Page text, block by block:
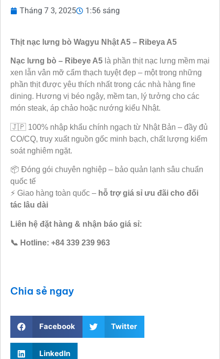
Tháng 7 3, 2025 1:56 sáng
Thịt nạc lưng bò Wagyu Nhật A5 – Ribeya A5
Nạc lưng bò – Ribeye A5 là phần thịt nạc lưng mềm mại
xen lẫn vân mỡ cẩm thạch tuyệt đẹp – một trong những
phần thịt được yêu thích nhất trong các nhà hàng fine
dining. Hương vị béo ngậy, mềm tan, lý tưởng cho các
món steak, áp chảo hoặc nướng kiểu Nhật.
🇯🇵 100% nhập khẩu chính ngạch từ Nhật Bản – đầy đủ
CO/CQ, truy xuất nguồn gốc minh bạch, chất lượng kiểm
soát nghiêm ngặt.
📦 Đóng gói chuyên nghiệp – bảo quản lạnh sâu chuẩn
quốc tế
⚡ Giao hàng toàn quốc – hỗ trợ giá sỉ ưu đãi cho đối
tác lâu dài
Liên hệ đặt hàng & nhận báo giá sỉ:
📞 Hotline: +84 339 239 963
Chia sẻ ngay
Facebook Twitter
LinkedIn